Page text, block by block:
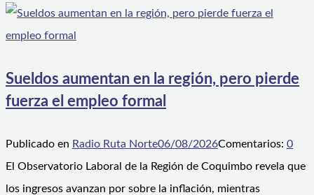
Sueldos aumentan en la región, pero pierde
fuerza el empleo formal
Publicado en Radio Ruta Norte06/08/2026Comentarios: 0
El Observatorio Laboral de la Región de Coquimbo revela que
los ingresos avanzan por sobre la inflación, mientras